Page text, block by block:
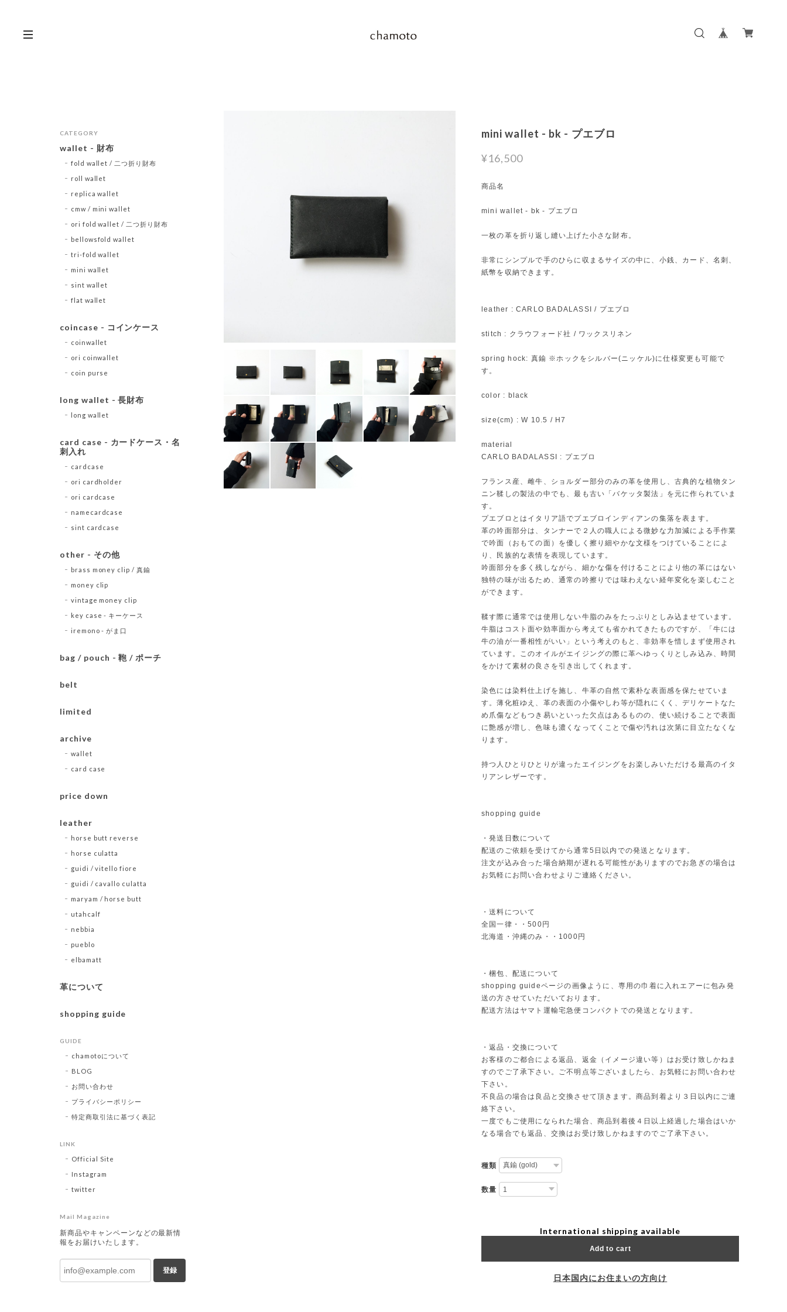
mini wallet - bk - プエブロ
¥16,500
商品名
mini wallet - bk - プエブロ
一枚の革を折り返し縫い上げた小さな財布。
非常にシンプルで手のひらに収まるサイズの中に、小銭、カード、名刺、
紙幣を収納できます。
leather : CARLO BADALASSI / プエブロ
stitch : クラウフォード社 / ワックスリネン
spring hock: 真鍮 ※ホックをシルバー(ニッケル)に仕様変更も可能で
す。
color : black
size(cm) : W 10.5 / H7
material
CARLO BADALASSI : プエブロ
フランス産、雌牛、ショルダー部分のみの革を使用し、古典的な植物タン
ニン鞣しの製法の中でも、最も古い「バケッタ製法」を元に作られていま
す。
プエブロとはイタリア語でプエブロインディアンの集落を表ます。
革の吟面部分は、タンナーで２人の職人による微妙な力加減による手作業
で吟面（おもての面）を優しく擦り細やかな文様をつけていることによ
り、民族的な表情を表現しています。
吟面部分を多く残しながら、細かな傷を付けることにより他の革にはない
独特の味が出るため、通常の吟擦りでは味わえない経年変化を楽しむこと
ができます。
鞣す際に通常では使用しない牛脂のみをたっぷりとしみ込ませています。
牛脂はコスト面や効率面から考えても省かれてきたものですが、「牛には
牛の油が一番相性がいい」という考えのもと、非効率を惜しまず使用され
ています。このオイルがエイジングの際に革へゆっくりとしみ込み、時間
をかけて素材の良さを引き出してくれます。
染色には染料仕上げを施し、牛革の自然で素朴な表面感を保たせていま
す。薄化粧ゆえ、革の表面の小傷やしわ等が隠れにくく、デリケートなた
め爪傷などもつき易いといった欠点はあるものの、使い続けることで表面
に艶感が増し、色味も濃くなってくことで傷や汚れは次第に目立たなくな
ります。
持つ人ひとりひとりが違ったエイジングをお楽しみいただける最高のイタ
リアンレザーです。
shopping guide
・発送日数について
配送のご依頼を受けてから通常5日以内での発送となります。
注文が込み合った場合納期が遅れる可能性がありますのでお急ぎの場合は
お気軽にお問い合わせよりご連絡ください。
・送料について
全国一律・・500円
北海道・沖縄のみ・・1000円
・梱包、配送について
shopping guideページの画像ように、専用の巾着に入れエアーに包み発
送の方させていただいております。
配送方法はヤマト運輸宅急便コンパクトでの発送となります。
・返品・交換について
お客様のご都合による返品、返金（イメージ違い等）はお受け致しかねま
すのでご了承下さい。ご不明点等ございましたら、お気軽にお問い合わせ
下さい。
不良品の場合は良品と交換させて頂きます。商品到着より３日以内にご連
絡下さい。
一度でもご使用になられた場合、商品到着後４日以上経過した場合はいか
なる場合でも返品、交換はお受け致しかねますのでご了承下さい。
種類
数量
International shipping available
Add to cart
日本国内にお住まいの方向け
CATEGORY
wallet - 財布
fold wallet / 二つ折り財布
roll wallet
replica wallet
cmw / mini wallet
ori fold wallet / 二つ折り財布
bellowsfold wallet
tri-fold wallet
mini wallet
sint wallet
flat wallet
coincase - コインケース
coinwallet
ori coinwallet
coin purse
long wallet - 長財布
long wallet
card case - カードケース・名
刺入れ
cardcase
ori cardholder
ori cardcase
namecardcase
sint cardcase
other - その他
brass money clip / 真鍮
money clip
vintage money clip
key case - キーケース
iremono - がま口
bag / pouch - 鞄 / ポーチ
belt
limited
archive
wallet
card case
price down
leather
horse butt reverse
horse culatta
guidi / vitello fiore
guidi / cavallo culatta
maryam / horse butt
utahcalf
nebbia
pueblo
elbamatt
革について
shopping guide
GUIDE
chamotoについて
BLOG
お問い合わせ
プライバシーポリシー
特定商取引法に基づく表記
LINK
Official Site
Instagram
twitter
Mail Magazine
新商品やキャンペーンなどの最新情
報をお届けいたします。
登録